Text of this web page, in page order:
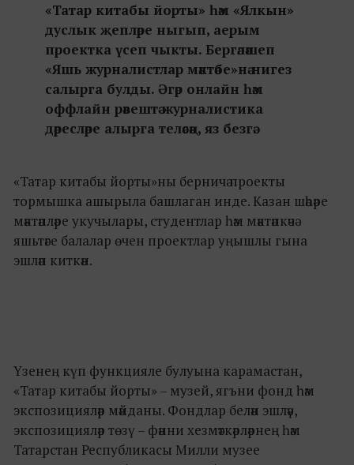
«Татар китабы йорты» һәм «Ялкын»
дуслык җепләре ныгып, аерым
проектка үсеп чыкты. Бергәләшеп
«Яшь журналистлар мәктәбе»нә нигез
салырга булды. Әгәр онлайн һәм
оффлайн рәвештә журналистика
дәресләре алырга теләсәң, яз безгә.
«Татар китабы йорты»ны берничә проекты
тормышка ашырыла башлаган инде. Казан шәһәре
мәктәпләре укучылары, студентлар һәм мәктәпкәчә
яшьтәге балалар өчен проектлар уңышлы гына
эшләп киткән.
Үзенең күп функцияле булуына карамастан,
«Татар китабы йорты» – музей, ягъни фонд һәм
экспозицияләр мәйданы. Фондлар белән эшләү,
экспозицияләр төзү – фәнни хезмәткәрләрнең һәм
Татарстан Республикасы Милли музее